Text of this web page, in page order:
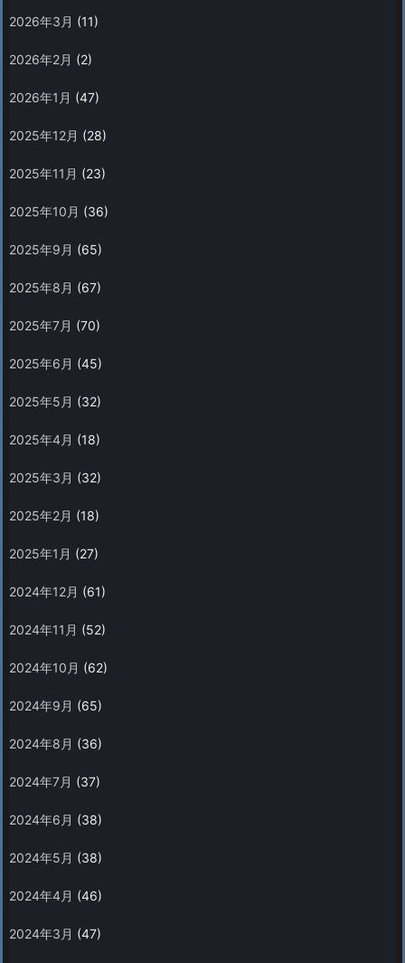
2026年3月 (11)
2026年2月 (2)
2026年1月 (47)
2025年12月 (28)
2025年11月 (23)
2025年10月 (36)
2025年9月 (65)
2025年8月 (67)
2025年7月 (70)
2025年6月 (45)
2025年5月 (32)
2025年4月 (18)
2025年3月 (32)
2025年2月 (18)
2025年1月 (27)
2024年12月 (61)
2024年11月 (52)
2024年10月 (62)
2024年9月 (65)
2024年8月 (36)
2024年7月 (37)
2024年6月 (38)
2024年5月 (38)
2024年4月 (46)
2024年3月 (47)